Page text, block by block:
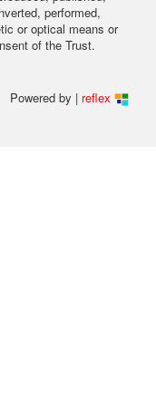
performed,
or optical means or
of the Trust.
Powered by | reflex